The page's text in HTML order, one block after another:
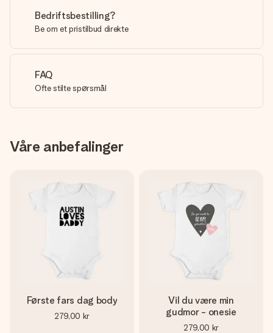
Bedriftsbestilling?
Be om et pristilbud direkte
FAQ
Ofte stilte spørsmål
Våre anbefalinger
Første fars dag body
279,00 kr
Vil du være min
gudmor - onesie
279,00 kr